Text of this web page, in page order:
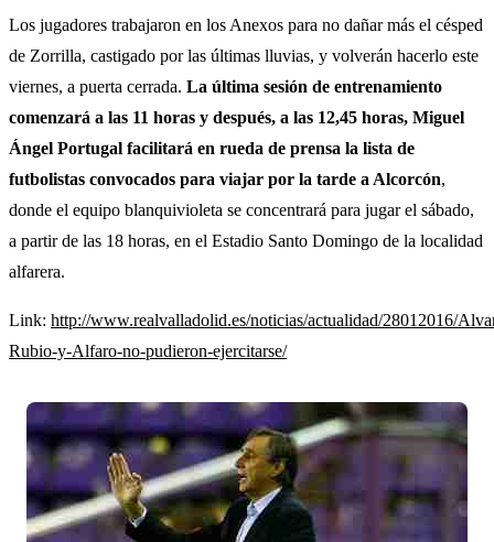
Los jugadores trabajaron en los Anexos para no dañar más el césped
de Zorrilla, castigado por las últimas lluvias, y volverán hacerlo este
viernes, a puerta cerrada. La última sesión de entrenamiento
comenzará a las 11 horas y después, a las 12,45 horas, Miguel
Ángel Portugal facilitará en rueda de prensa la lista de
futbolistas convocados para viajar por la tarde a Alcorcón,
donde el equipo blanquivioleta se concentrará para jugar el sábado,
a partir de las 18 horas, en el Estadio Santo Domingo de la localidad
alfarera.
Link: http://www.realvalladolid.es/noticias/actualidad/28012016/
Rubio-y-Alfaro-no-pudieron-ejercitarse/